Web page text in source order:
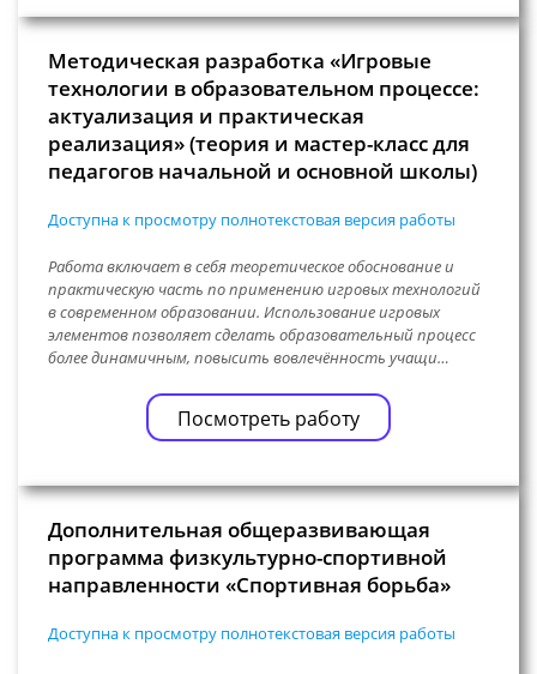
Методическая разработка «Игровые
технологии в образовательном процессе:
актуализация и практическая
реализация» (теория и мастер-класс для
педагогов начальной и основной школы)
Доступна к просмотру полнотекстовая версия работы
Работа включает в себя теоретическое обоснование и
практическую часть по применению игровых технологий
в современном образовании. Использование игровых
элементов позволяет сделать образовательный процесс
более динамичным, повысить вовлечённость учащи…
Посмотреть работу
Дополнительная общеразвивающая
программа физкультурно-спортивной
направленности «Спортивная борьба»
Доступна к просмотру полнотекстовая версия работы